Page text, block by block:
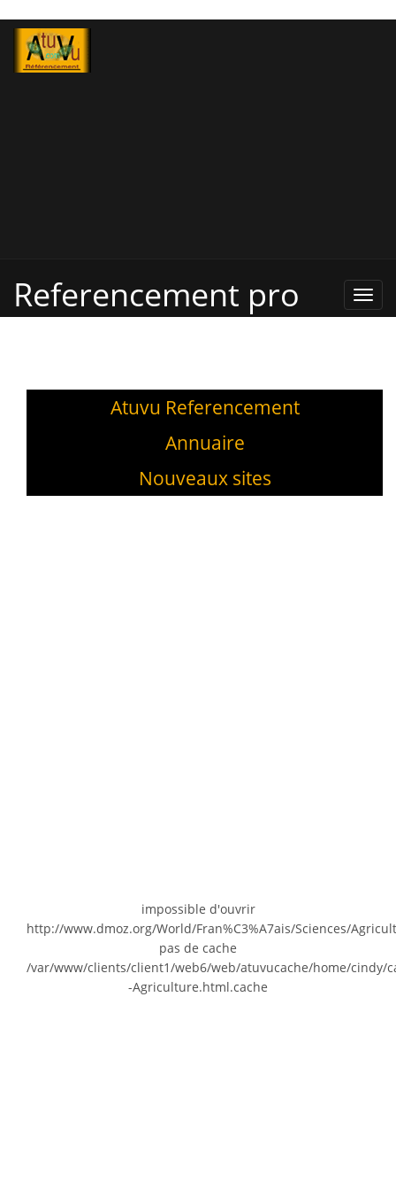
Pro,
Referencement pro
Atuvu Referencement
Annuaire
Nouveaux sites
impossible d'ouvrir
http://www.dmoz.org/World/Fran%C3%A7ais/Sciences/
pas de cache
/var/www/clients/client1/web6/web/atuvucache/home/cindy/
-Agriculture.html.cache